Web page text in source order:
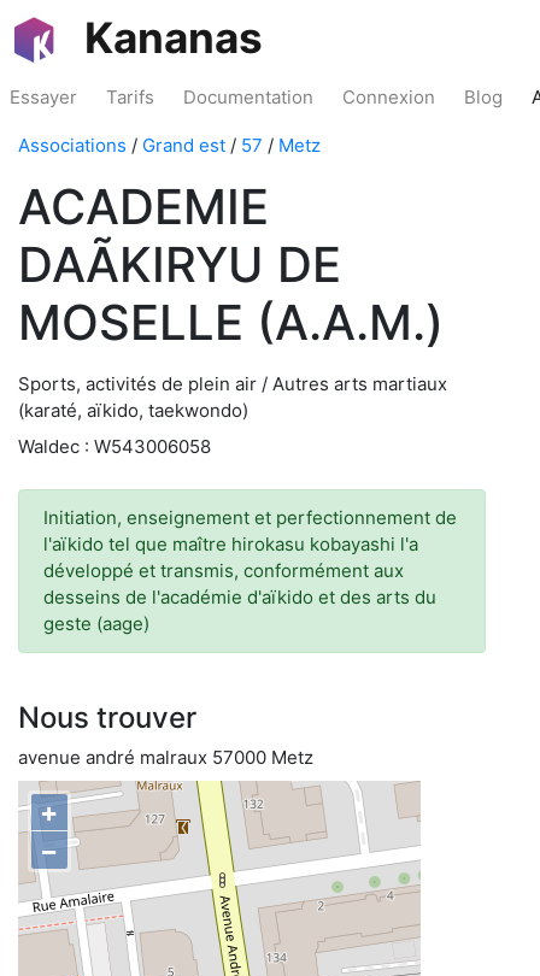
Kananas
Essayer Tarifs Documentation Connexion Blog
Associations / Grand est / 57 / Metz
ACADEMIE
DAÃKIRYU DE
MOSELLE (A.A.M.)
Sports, activités de plein air / Autres arts martiaux
(karaté, aïkido, taekwondo)
Waldec : W543006058
Initiation, enseignement et perfectionnement de
l'aïkido tel que maître hirokasu kobayashi l'a
développé et transmis, conformément aux
desseins de l'académie d'aïkido et des arts du
geste (aage)
Nous trouver
avenue andré malraux 57000 Metz
+
−